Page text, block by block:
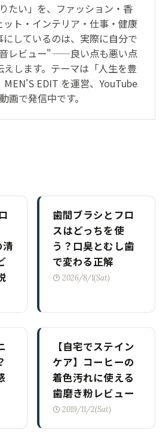
たい」を、ファッション・香
ト・インテリア・仕事・健康
にしているのは、実際に自分で
レビュー"——良い点も悪い点
します。テーマは「人生を豊
MEN'S EDIT を運営、YouTube
画で発信中です。
歯間ブラシとフロ
スはどっちを使
う？口臭とむし歯
で変わる正解
2026/8/1(Sat)
【自宅でステイン
ケア】コーヒーの
着色汚れに使える
歯磨き粉レビュー
2019/11/2(Sat)